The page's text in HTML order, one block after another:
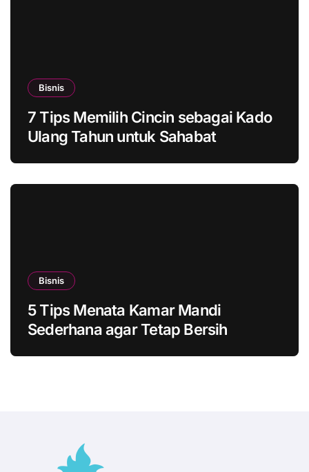
Bisnis
7 Tips Memilih Cincin sebagai Kado
Ulang Tahun untuk Sahabat
Bisnis
5 Tips Menata Kamar Mandi
Sederhana agar Tetap Bersih